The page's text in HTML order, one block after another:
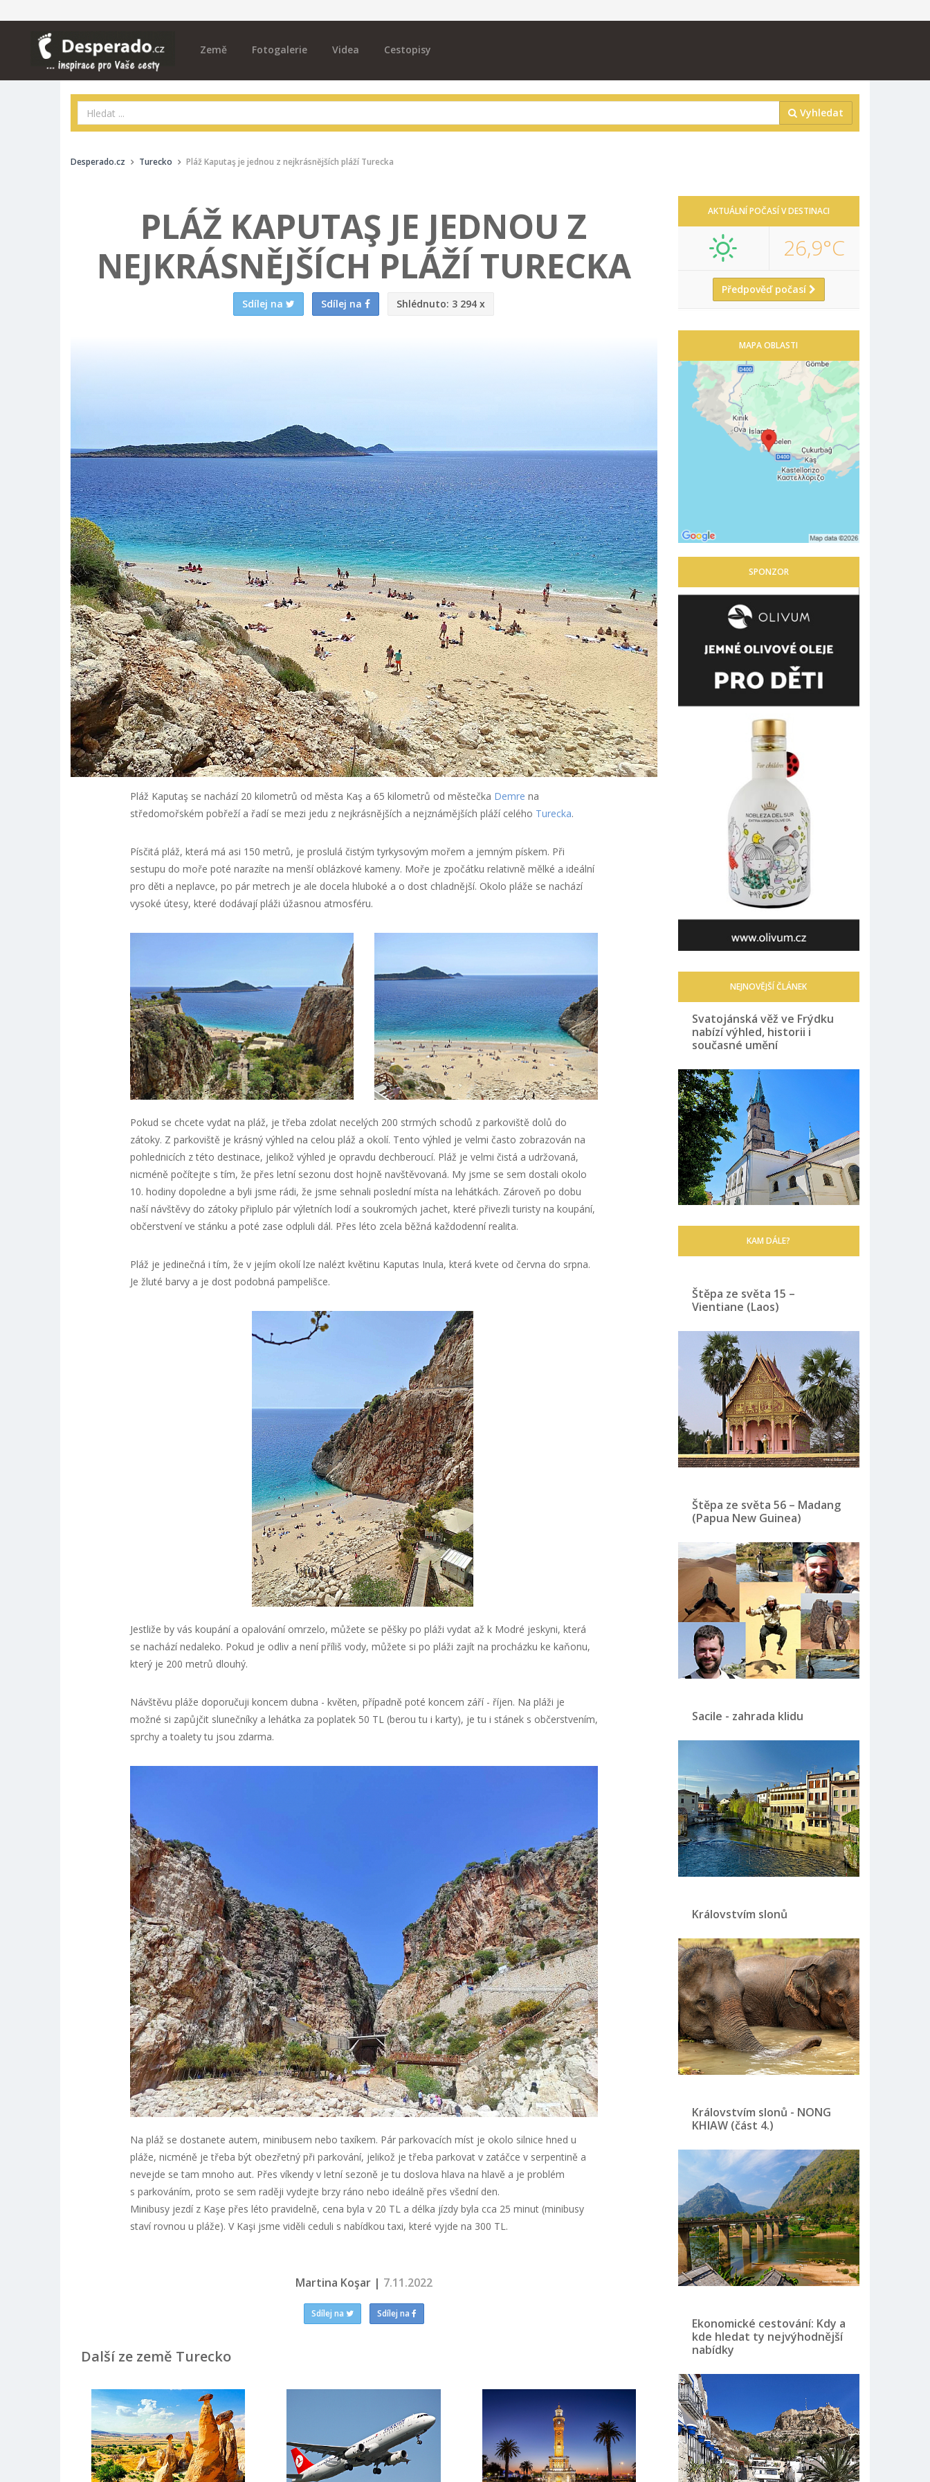
Země Fotogalerie Videa Cestopisy
Vyhledat
Desperado.cz Turecko Pláž Kaputaş je jednou z nejkrásnějších pláží Turecka
PLÁŽ KAPUTAŞ JE JEDNOU Z
NEJKRÁSNĚJŠÍCH PLÁŽÍ TURECKA
Sdílej na Sdílej na Shlédnuto: 3 294 x
Pláž Kaputaş se nachází 20 kilometrů od města Kaş a 65 kilometrů od městečka Demre na
středomořském pobřeží a řadí se mezi jedu z nejkrásnějších a nejznámějších pláží celého Turecka.
Písčitá pláž, která má asi 150 metrů, je proslulá čistým tyrkysovým mořem a jemným pískem. Při
sestupu do moře poté narazíte na menší oblázkové kameny. Moře je zpočátku relativně mělké a ideální
pro děti a neplavce, po pár metrech je ale docela hluboké a o dost chladnější. Okolo pláže se nachází
vysoké útesy, které dodávají pláži úžasnou atmosféru.
Pokud se chcete vydat na pláž, je třeba zdolat necelých 200 strmých schodů z parkoviště dolů do
zátoky. Z parkoviště je krásný výhled na celou pláž a okolí. Tento výhled je velmi často zobrazován na
pohlednicích z této destinace, jelikož výhled je opravdu dechberoucí. Pláž je velmi čistá a udržovaná,
nicméně počítejte s tím, že přes letní sezonu dost hojně navštěvovaná. My jsme se sem dostali okolo
10. hodiny dopoledne a byli jsme rádi, že jsme sehnali poslední místa na lehátkách. Zároveň po dobu
naší návštěvy do zátoky připlulo pár výletních lodí a soukromých jachet, které přivezli turisty na koupání,
občerstvení ve stánku a poté zase odpluli dál. Přes léto zcela běžná každodenní realita.
Pláž je jedinečná i tím, že v jejím okolí lze nalézt květinu Kaputas Inula, která kvete od června do srpna.
Je žluté barvy a je dost podobná pampelišce.
Jestliže by vás koupání a opalování omrzelo, můžete se pěšky po pláži vydat až k Modré jeskyni, která
se nachází nedaleko. Pokud je odliv a není příliš vody, můžete si po pláži zajít na procházku ke kaňonu,
který je 200 metrů dlouhý.
Návštěvu pláže doporučuji koncem dubna - květen, případně poté koncem září - říjen. Na pláži je
možné si zapůjčit slunečníky a lehátka za poplatek 50 TL (berou tu i karty), je tu i stánek s občerstvením,
sprchy a toalety tu jsou zdarma.
Na pláž se dostanete autem, minibusem nebo taxíkem. Pár parkovacích míst je okolo silnice hned u
pláže, nicméně je třeba být obezřetný při parkování, jelikož je třeba parkovat v zatáčce v serpentině a
nevejde se tam mnoho aut. Přes víkendy v letní sezoně je tu doslova hlava na hlavě a je problém
s parkováním, proto se sem raději vydejte brzy ráno nebo ideálně přes všední den.
Minibusy jezdí z Kaşe přes léto pravidelně, cena byla v 20 TL a délka jízdy byla cca 25 minut (minibusy
staví rovnou u pláže). V Kaşi jsme viděli ceduli s nabídkou taxi, které vyjde na 300 TL.
Martina Koşar | 7.11.2022
Sdílej na Sdílej na
Další ze země Turecko
AKTUÁLNÍ POČASÍ V DESTINACI
26,9°C
Předpověď počasí
MAPA OBLASTI
SPONZOR
NEJNOVĚJŠÍ ČLÁNEK
Svatojánská věž ve Frýdku
nabízí výhled, historii i
současné umění
KAM DÁLE?
Štěpa ze světa 15 –
Vientiane (Laos)
Štěpa ze světa 56 – Madang
(Papua New Guinea)
Sacile - zahrada klidu
Královstvím slonů
Královstvím slonů - NONG
KHIAW (část 4.)
Ekonomické cestování: Kdy a
kde hledat ty nejvýhodnější
nabídky